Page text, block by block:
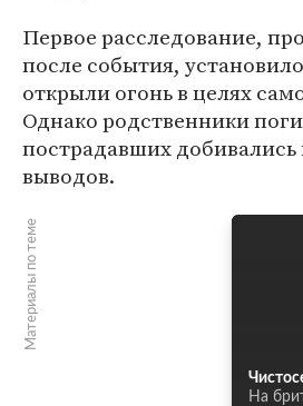
Первое расследование,
после события,
открыли огонь в целях
Однако родственники
пострадавших добивались
выводов.
Материалы по теме
На